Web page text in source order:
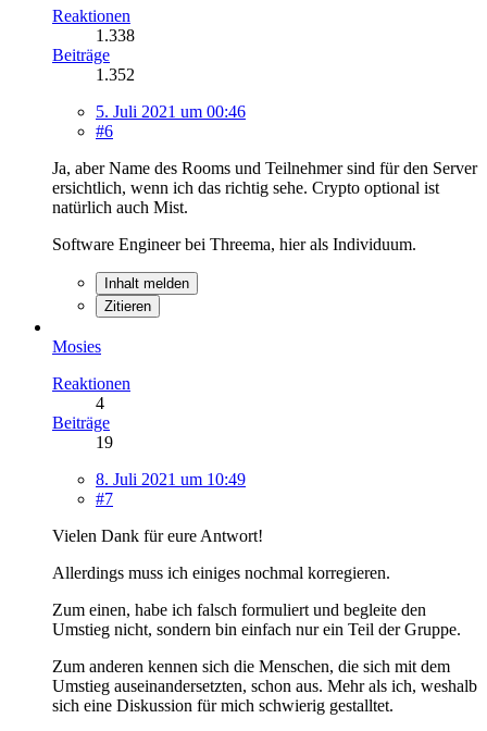
Reaktionen
1.338
Beiträge
1.352
5. Juli 2021 um 00:46
#6
Ja, aber Name des Rooms und Teilnehmer sind für den Server
ersichtlich, wenn ich das richtig sehe. Crypto optional ist
natürlich auch Mist.
Software Engineer bei Threema, hier als Individuum.
Inhalt melden
Zitieren
Mosies
Reaktionen
4
Beiträge
19
8. Juli 2021 um 10:49
#7
Vielen Dank für eure Antwort!
Allerdings muss ich einiges nochmal korregieren.
Zum einen, habe ich falsch formuliert und begleite den
Umstieg nicht, sondern bin einfach nur ein Teil der Gruppe.
Zum anderen kennen sich die Menschen, die sich mit dem
Umstieg auseinandersetzten, schon aus. Mehr als ich, weshalb
sich eine Diskussion für mich schwierig gestalltet.